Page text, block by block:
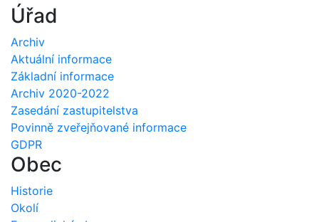
Úřad
Archiv
Aktuální informace
Základní informace
Archiv 2020-2022
Zasedání zastupitelstva
Povinně zveřejňované informace
GDPR
Obec
Historie
Okolí